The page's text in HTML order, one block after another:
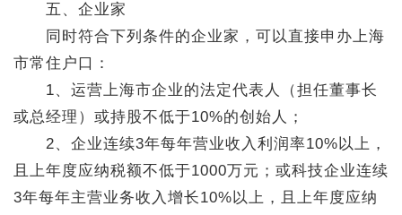
五、企业家
同时符合下列条件的企业家，可以直接申办上海
市常住户口：
1、运营上海市企业的法定代表人（担任董事长
或总经理）或持股不低于10%的创始人；
2、企业连续3年每年营业收入利润率10%以上，
且上年度应纳税额不低于1000万元；或科技企业连续
3年每年主营业务收入增长10%以上，且上年度应纳